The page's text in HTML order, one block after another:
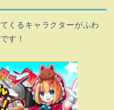
くるキャラクターがふわ
す！